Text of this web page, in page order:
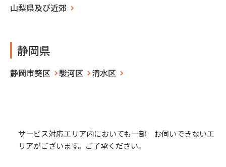
山梨県及び近郊
静岡県
静岡市葵区 駿河区 清水区
サービス対応エリア内においても一部 お伺いできないエ
リアがございます。ご了承ください。